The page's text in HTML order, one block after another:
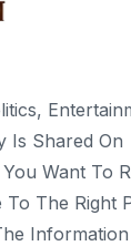
Is Shared On
Want To
To The Right